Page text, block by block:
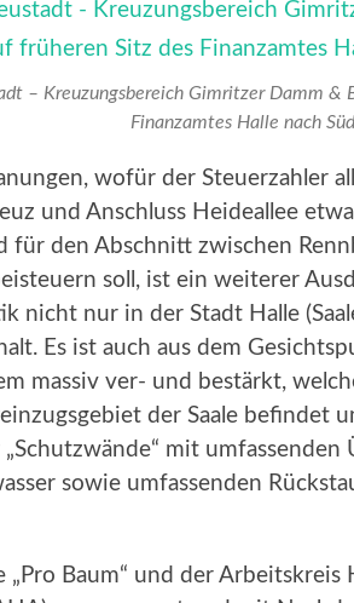
– Kreuzungsbereich Gimritzer Damm &
Finanzamtes Halle nach
wofür der Steuerzahler
und Anschluss Heideallee
für den Abschnitt zwischen
soll, ist ein weiterer
nicht nur in der Stadt Halle
Es ist auch aus dem
massiv ver- und bestärkt,
der Saale befindet
„Schutzwände“ mit
sowie umfassenden
„Pro Baum“ und der Arbeitskreis